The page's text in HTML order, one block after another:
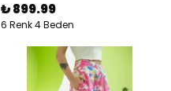
₺ 899.99
6 Renk 4 Beden